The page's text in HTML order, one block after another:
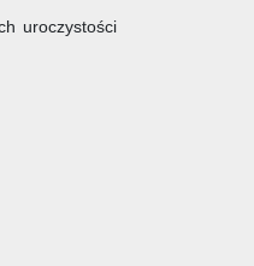
uroczystości